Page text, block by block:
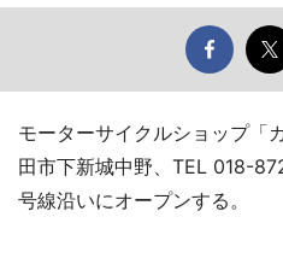
モーターサイクルショップ「
田市下新城中野、TEL 018-
号線沿いにオープンする。